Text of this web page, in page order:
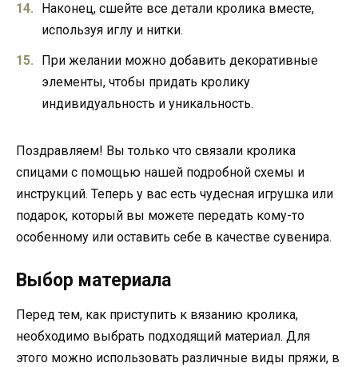
Наконец, сшейте все детали кролика вместе,
используя иглу и нитки.
При желании можно добавить декоративные
элементы, чтобы придать кролику
индивидуальность и уникальность.
Поздравляем! Вы только что связали кролика
спицами с помощью нашей подробной схемы и
инструкций. Теперь у вас есть чудесная игрушка или
подарок, который вы можете передать кому-то
особенному или оставить себе в качестве сувенира.
Выбор материала
Перед тем, как приступить к вязанию кролика,
необходимо выбрать подходящий материал. Для
этого можно использовать различные виды пряжи, в